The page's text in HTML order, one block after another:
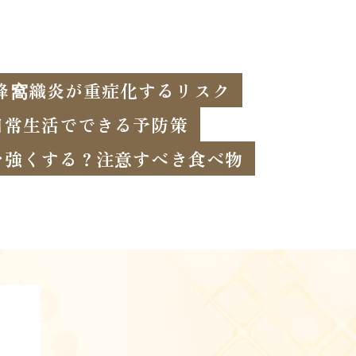
織炎が重症化するリスク
生活でできる予防策
くする？注意すべき食べ物